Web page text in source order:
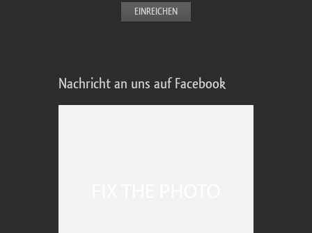
Nachricht an uns auf Facebook